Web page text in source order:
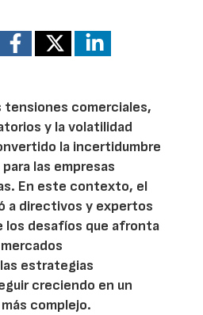
tensiones comerciales,
y la volatilidad
la incertidumbre
las empresas
En este contexto, el
a directivos y expertos
los desafíos que afronta
estrategias
creciendo en un
complejo.